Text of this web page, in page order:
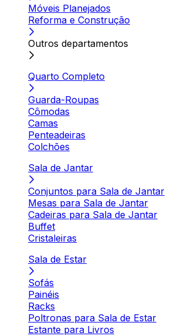
Móveis Planejados
Reforma e Construção
Outros departamentos
Quarto Completo
Guarda-Roupas
Cômodas
Camas
Penteadeiras
Colchões
Sala de Jantar
Conjuntos para Sala de Jantar
Mesas para Sala de Jantar
Cadeiras para Sala de Jantar
Buffet
Cristaleiras
Sala de Estar
Sofás
Painéis
Racks
Poltronas para Sala de Estar
Estante para Livros